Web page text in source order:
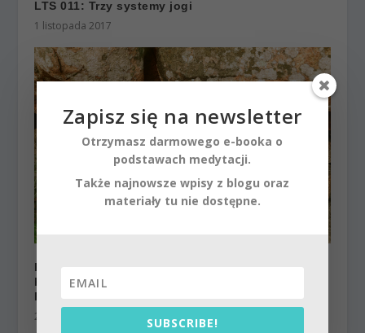
LTS 011: Trzy systemy jogi
1 listopada 2017
Ksiądz uczy jogi, kościół protestuje. W
hinduizmie nie ma relacji do Boga Osobowego.
Podobno.
2 czerwca 2014
Zapisz się na newsletter
Otrzymasz darmowego e-booka o
podstawach medytacji.
Także najnowsze wpisy z blogu oraz
materiały tu nie dostępne.
SUBSCRIBE!